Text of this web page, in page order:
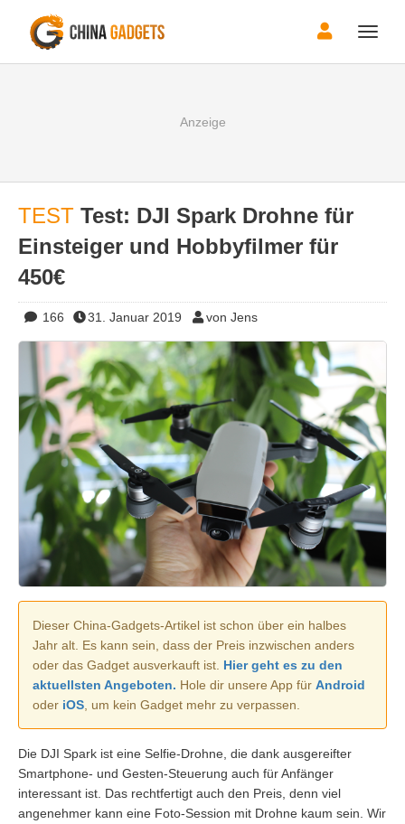
Toggle
TEST Test: DJI Spark Drohne für
Einsteiger und Hobbyfilmer für
450€
166 31. Januar 2019 von Jens
Dieser China-Gadgets-Artikel ist schon über ein halbes
Jahr alt. Es kann sein, dass der Preis inzwischen anders
oder das Gadget ausverkauft ist. Hier geht es zu den
aktuellsten Angeboten. Hole dir unsere App für Android
oder iOS , um kein Gadget mehr zu verpassen.
Die DJI Spark ist eine Selfie-Drohne, die dank ausgereifter
Smartphone- und Gesten-Steuerung auch für Anfänger
interessant ist. Das rechtfertigt auch den Preis, denn viel
angenehmer kann eine Foto-Session mit Drohne kaum sein. Wir